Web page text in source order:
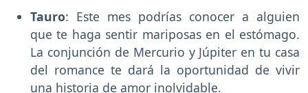
Tauro: Este mes podrías conocer a alguien
que te haga sentir mariposas en el estómago.
La conjunción de Mercurio y Júpiter en tu casa
del romance te dará la oportunidad de vivir
una historia de amor inolvidable.